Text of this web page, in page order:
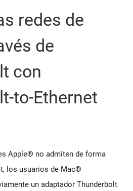
redes de
de
con
to-Ethernet
Apple® no admiten de forma
los usuarios de Mac®
un adaptador Thunderbolt